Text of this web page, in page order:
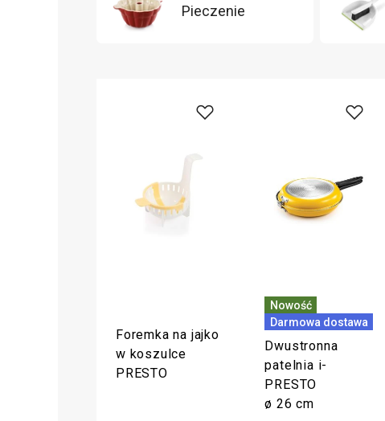
Pieczenie
Foremka na jajko
w koszulce
PRESTO
Nowość
Darmowa dostawa
Dwustronna
patelnia i-
PRESTO
ø 26 cm